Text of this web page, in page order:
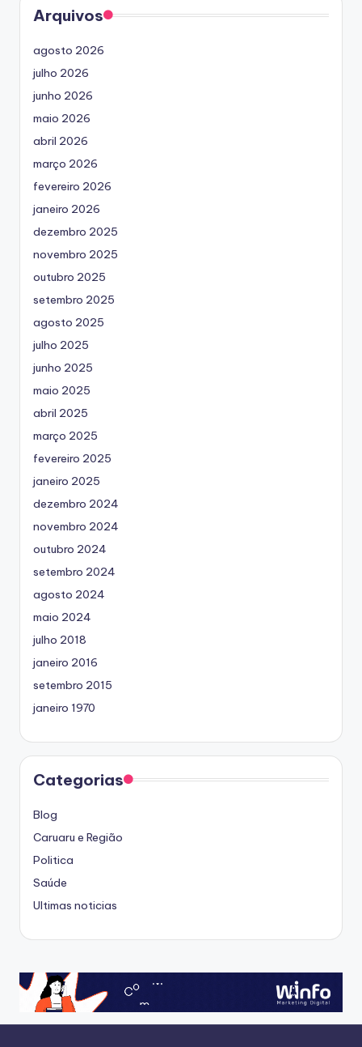
Arquivos
agosto 2026
julho 2026
junho 2026
maio 2026
abril 2026
março 2026
fevereiro 2026
janeiro 2026
dezembro 2025
novembro 2025
outubro 2025
setembro 2025
agosto 2025
julho 2025
junho 2025
maio 2025
abril 2025
março 2025
fevereiro 2025
janeiro 2025
dezembro 2024
novembro 2024
outubro 2024
setembro 2024
agosto 2024
maio 2024
julho 2018
janeiro 2016
setembro 2015
janeiro 1970
Categorias
Blog
Caruaru e Região
Politica
Saúde
Ultimas noticias